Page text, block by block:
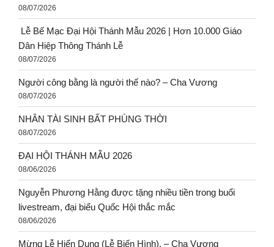
08/07/2026
Lễ Bế Mạc Đại Hội Thánh Mẫu 2026 | Hơn 10.000 Giáo
Dân Hiệp Thông Thánh Lễ
08/07/2026
Người công bằng là người thế nào? – Cha Vương
08/07/2026
NHÂN TÀI SINH BẤT PHÙNG THỜI
08/07/2026
ĐẠI HỘI THÁNH MẪU 2026
08/06/2026
Nguyễn Phương Hằng được tặng nhiều tiền trong buổi
livestream, đại biểu Quốc Hội thắc mắc
08/06/2026
Mừng Lễ Hiển Dung (Lễ Biến Hình), – Cha Vương